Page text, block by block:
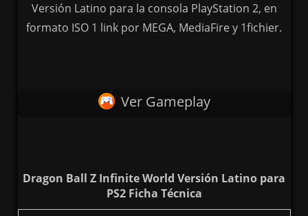
Versión Latino para la consola PlayStation 2, en
formato ISO 1 link por MEGA, MediaFire y 1fichier.
Ver Gameplay
Dragon Ball Z Infinite World Versión Latino para
PS2 Ficha Técnica